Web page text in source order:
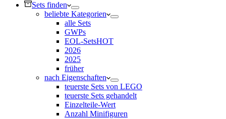
Sets finden
beliebte Kategorien
alle Sets
GWPs
EOL-SetsHOT
2026
2025
früher
nach Eigenschaften
teuerste Sets von LEGO
teuerste Sets gehandelt
Einzelteile-Wert
Anzahl Minifiguren